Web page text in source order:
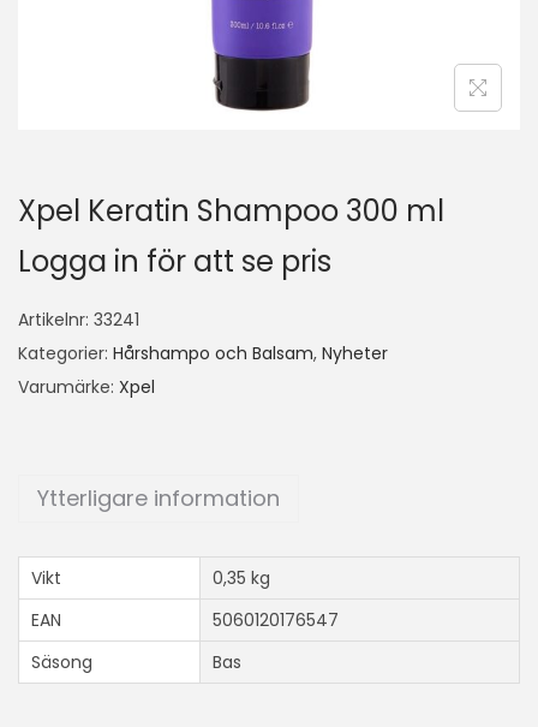
Xpel Keratin Shampoo 300 ml
Logga in för att se pris
Artikelnr: 33241
Kategorier: Hårshampo och Balsam, Nyheter
Varumärke: Xpel
Ytterligare information
Vikt
0,35 kg
EAN
5060120176547
Säsong
Bas